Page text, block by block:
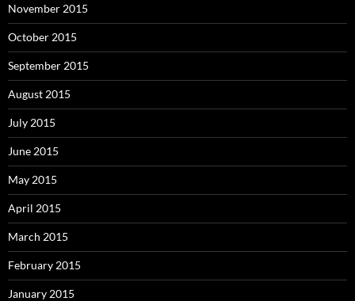
November 2015
October 2015
September 2015
August 2015
July 2015
June 2015
May 2015
April 2015
March 2015
February 2015
January 2015